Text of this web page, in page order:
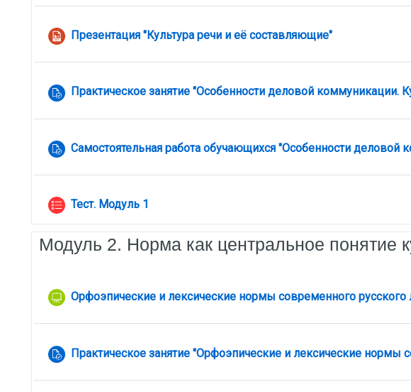
Презентация "Культура речи и её составляющие"
Файл
Практическое занятие "Особенности деловой коммуникации.
Самостоятельная работа обучающихся "Особенности деловой
Тест. Модуль 1
Модуль 2. Норма как центральное понятие
Орфоэпические и лексические нормы современного русского
Практическое занятие "Орфоэпические и лексические нормы